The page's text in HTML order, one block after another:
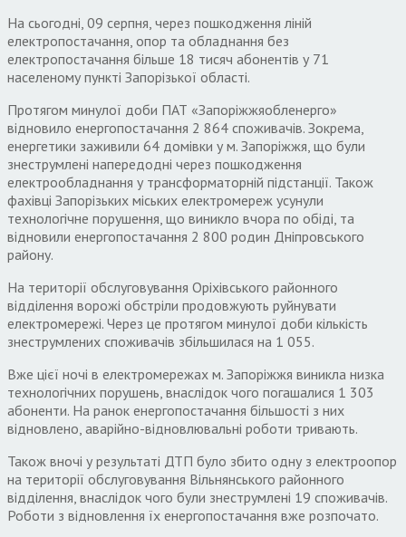
На сьогодні, 09 серпня, через пошкодження ліній
електропостачання, опор та обладнання без
електропостачання більше 18 тисяч абонентів у 71
населеному пункті Запорізької області.
Протягом минулої доби ПАТ «Запоріжжяобленерго»
відновило енергопостачання 2 864 споживачів. Зокрема,
енергетики заживили 64 домівки у м. Запоріжжя, що були
знеструмлені напередодні через пошкодження
електрообладнання у трансформаторній підстанції. Також
фахівці Запорізьких міських електромереж усунули
технологічне порушення, що виникло вчора по обіді, та
відновили енергопостачання 2 800 родин Дніпровського
району.
На території обслуговування Оріхівського районного
відділення ворожі обстріли продовжують руйнувати
електромережі. Через це протягом минулої доби кількість
знеструмлених споживачів збільшилася на 1 055.
Вже цієї ночі в електромережах м. Запоріжжя виникла низка
технологічних порушень, внаслідок чого погашалися 1 303
абоненти. На ранок енергопостачання більшості з них
відновлено, аварійно-відновлювальні роботи тривають.
Також вночі у результаті ДТП було збито одну з електроопор
на території обслуговування Вільнянського районного
відділення, внаслідок чого були знеструмлені 19 споживачів.
Роботи з відновлення їх енергопостачання вже розпочато.